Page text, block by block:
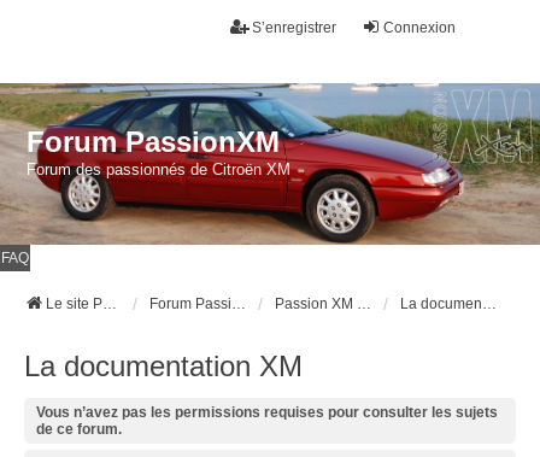
Connexion
S’enregistrer
Forum PassionXM
Forum des passionnés de Citroën XM
FAQ
Le site Passion XM Forum Passion XM Passion XM l'association (réservé aux adhérents) La documentation XM
La documentation XM
Vous n’avez pas les permissions requises pour consulter les sujets
de ce forum.